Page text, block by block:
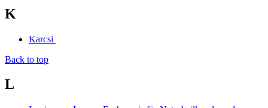
K
Karcsi
Back to top
L